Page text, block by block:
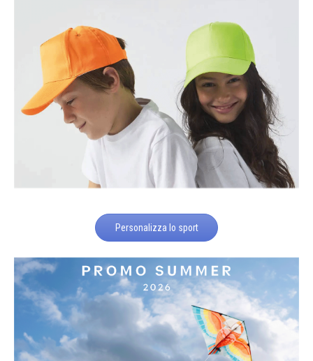
Personalizza lo sport